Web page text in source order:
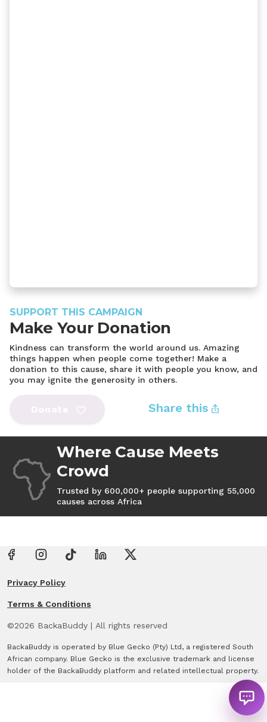
SUPPORT THIS CAMPAIGN
Make Your Donation
Kindness can transform the world around us. Amazing
things happen when people come together! Make a
donation to this cause, share it with people you know, and
you may ignite the generosity in others.
Share this
Where Cause Meets
Crowd
Trusted by 600,000+ people supporting 55,000
causes across Africa
Privacy Policy
Terms & Conditions
©2026 BackaBuddy | All rights reserved
BackaBuddy is operated by Blue Gecko (Pty) Ltd, a registered South
African company. Blue Gecko is the exclusive trademark and license
holder of the BackaBuddy platform and related intellectual property.